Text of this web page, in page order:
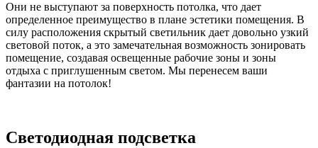
Они не выступают за поверхность потолка, что дает
определенное преимущество в плане эстетики помещения. В
силу расположения скрытый светильник дает довольно узкий
световой поток, а это замечательная возможность зонировать
помещение, создавая освещенные рабочие зоны и зоны
отдыха с приглушенным светом. Мы перенесем ваши
фантазии на потолок!
Светодиодная подсветка